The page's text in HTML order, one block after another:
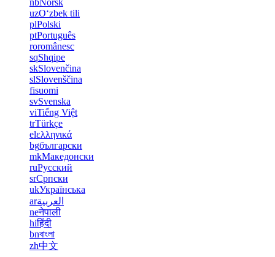
nbNorsk
uzOʻzbek tili
plPolski
ptPortuguês
roromânesc
sqShqipe
skSlovenčina
slSlovenščina
fisuomi
svSvenska
viTiếng Việt
trTürkçe
elελληνικά
bgбългарски
mkМакедонски
ruРусский
srСрпски
ukУкраїнська
arالعربية
neनेपाली
hiहिंदी
bnবাংলা
zh中文